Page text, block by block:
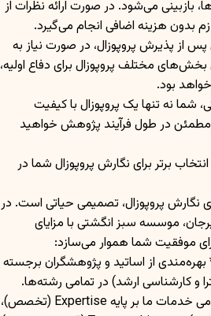
بازبینی می‌شود. در صورت ارائه نظرات از
بدون هزینه اضافی انجام می‌گیرد.
از پذیرش پروپوزال، در صورت نیاز به
مختلف پروپوزال برای دفاع اولیه،
بود.
شما نه تنها یک پروپوزال با کیفیت
مطمئن در طول فرآیند پژوهش خواهید
برتر برای نگارش پروپوزال شما در
نگارش پروپوزال، تصمیمی حیاتی است. در
موسسه سبز انگشتی با مزایای
موفقیت شما هموار می‌سازد:
از اساتید و پژوهشگران برجسته
و کارشناسی ارشد) در تمامی رشته‌ها.
* **رعایت اصول EEAT:** تمامی خدمات ما بر پایه Expertise (تخصص)،